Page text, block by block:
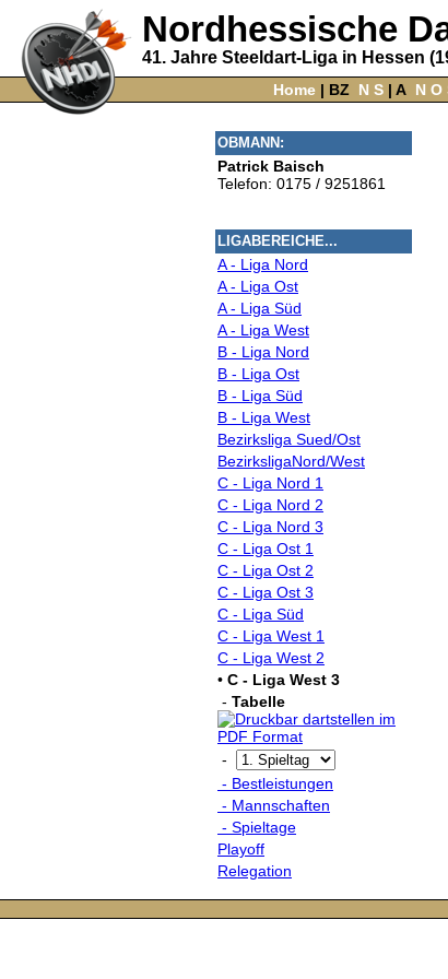
Nordhessische
41. Jahre Steeldart-Liga in Hessen
Home‌ | BZ N S‌ | A‌ N O
OBMANN:
Patrick Baisch
Telefon: 0175 / 9251861
LIGABEREICHE...
A - Liga Nord
A - Liga Ost
A - Liga Süd
A - Liga West
B - Liga Nord
B - Liga Ost
B - Liga Süd
B - Liga West
Bezirksliga Sued/Ost
BezirksligaNord/West
C - Liga Nord 1
C - Liga Nord 2
C - Liga Nord 3
C - Liga Ost 1
C - Liga Ost 2
C - Liga Ost 3
C - Liga Süd
C - Liga West 1
C - Liga West 2
• C - Liga West 3
- Tabelle
-
- Bestleistungen
- Mannschaften
- Spieltage
Playoff
Relegation